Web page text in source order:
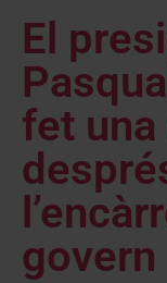
El
fet
govern